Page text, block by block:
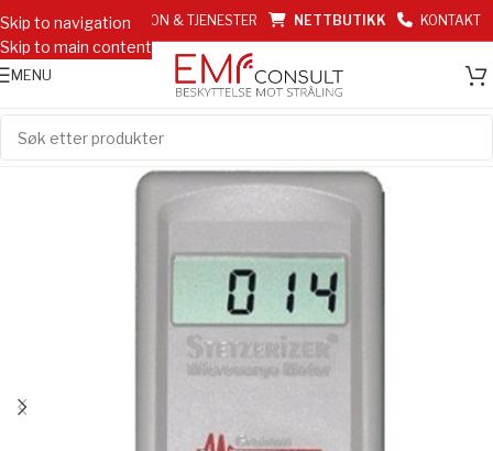
Skip to navigation
Skip to main content
EMF INFORMASJON & TJENESTER NETTBUTIKK KONTAKT
MENU